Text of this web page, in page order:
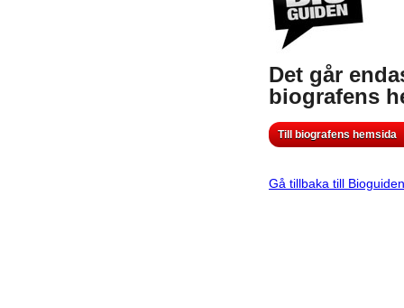
Det går
biografens
Till biografens hemsida
Gå tillbaka till Bioguiden